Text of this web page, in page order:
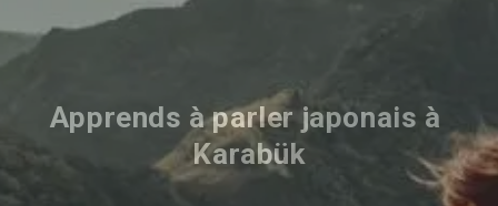
Apprends à parler japonais à
Karabük